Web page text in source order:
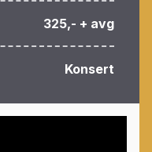
325,- + avg
Konsert